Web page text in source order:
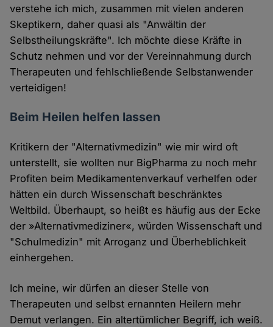
verstehe ich mich, zusammen mit vielen anderen
Skeptikern, daher quasi als "Anwältin der
Selbstheilungskräfte". Ich möchte diese Kräfte in
Schutz nehmen und vor der Vereinnahmung durch
Therapeuten und fehlschließende Selbstanwender
verteidigen!
Beim Heilen helfen lassen
Kritikern der "Alternativmedizin" wie mir wird oft
unterstellt, sie wollten nur BigPharma zu noch mehr
Profiten beim Medikamentenverkauf verhelfen oder
hätten ein durch Wissenschaft beschränktes
Weltbild. Überhaupt, so heißt es häufig aus der Ecke
der »Alternativmediziner«, würden Wissenschaft und
"Schulmedizin" mit Arroganz und Überheblichkeit
einhergehen.
Ich meine, wir dürfen an dieser Stelle von
Therapeuten und selbst ernannten Heilern mehr
Demut verlangen. Ein altertümlicher Begriff, ich weiß.